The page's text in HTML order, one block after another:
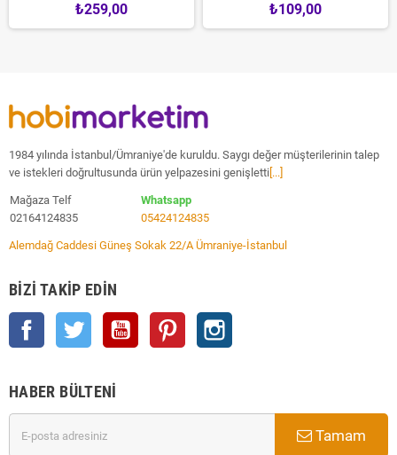
₺259,00 ₺109,00
1984 yılında İstanbul/Ümraniye'de kuruldu. Saygı değer müşterilerinin talep
ve istekleri doğrultusunda ürün yelpazesini genişletti [...]
Mağaza Telf
02164124835
Whatsapp
05424124835
Alemdağ Caddesi Güneş Sokak 22/A Ümraniye-İstanbul
BIZI TAKIP EDIN
Facebook Twitter YouTube Pinterest
HABER BÜLTENI
Tamam